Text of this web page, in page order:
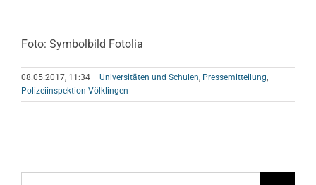
Foto: Symbolbild Fotolia
08.05.2017, 11:34 | Universitäten und Schulen Pressemitteilung
Polizeiinspektion Völklingen